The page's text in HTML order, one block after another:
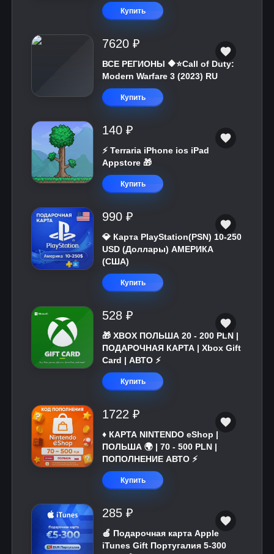
Купить
7620 ₽
ВСЕ РЕГИОНЫ 🔶⭐Call of Duty:
Modern Warfare 3 (2023) RU
Купить
140 ₽
⚡️ Terraria iPhone ios iPad
Appstore 🎁
Купить
990 ₽
💎 Карта PlayStation(PSN) 10-250
USD (Доллары) АМЕРИКА
(США)
Купить
528 ₽
🎁 XBOX ПОЛЬША 20 - 200 PLN |
ПОДАРОЧНАЯ КАРТА | Xbox Gift
Card | АВТО ⚡
Купить
1722 ₽
♦️ КАРТА NINTENDO eShop |
ПОЛЬША 🌍 | 70 - 500 PLN |
ПОПОЛНЕНИЕ АВТО ⚡
Купить
285 ₽
🍎 Подарочная карта Apple
iTunes Gift Португалия 5-300